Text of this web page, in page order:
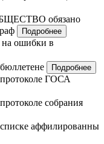
обязано
Подробнее
на ошибки в
Подробнее
ГОСА
собрания
аффилированны